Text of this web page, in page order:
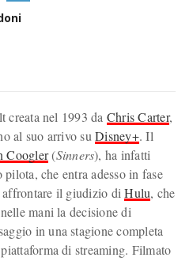
creata nel 1993 da Chris Carter,
al suo arrivo suDisney+. Il
Coogler(Sinners), ha infatti
che entra adesso in fase
affrontare il giudizio diHulu, che
mani la decisione di
in una stagione completa
di streaming. Filmato